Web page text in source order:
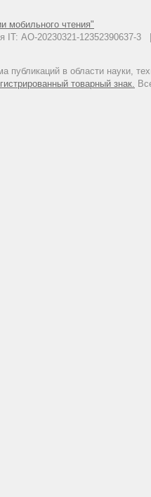
мобильного чтения"
IT: АО-20230321-
в области науки,
товарный знак.